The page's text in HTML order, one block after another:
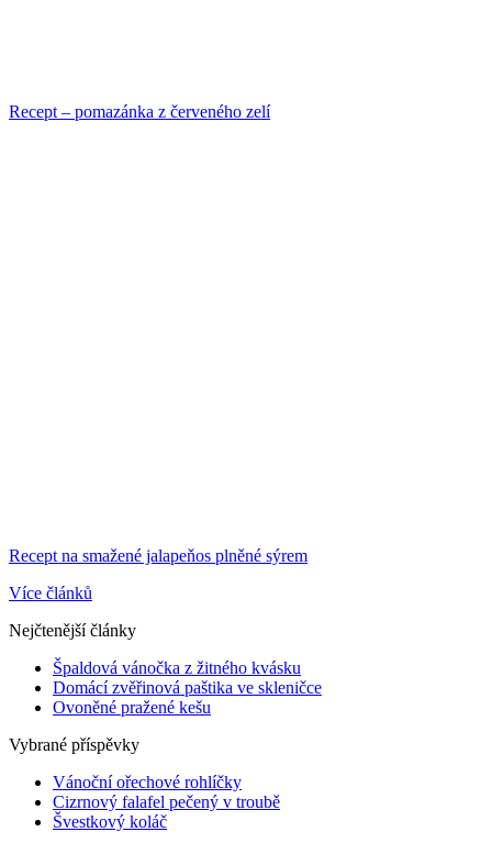
Recept – pomazánka z červeného zelí
Recept na smažené jalapeňos plněné sýrem
Více článků
Nejčtenější články
Špaldová vánočka z žitného kvásku
Domácí zvěřinová paštika ve skleničce
Ovoněné pražené kešu
Vybrané příspěvky
Vánoční ořechové rohlíčky
Cizrnový falafel pečený v troubě
Švestkový koláč